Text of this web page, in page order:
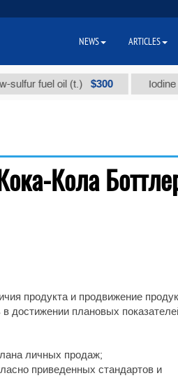
fuel oil (t.) $300 Iodine
Кола
продукта и продвижение
достижении плановых
личных продаж;
приведенных стандартов и
NEWS ARTICLES